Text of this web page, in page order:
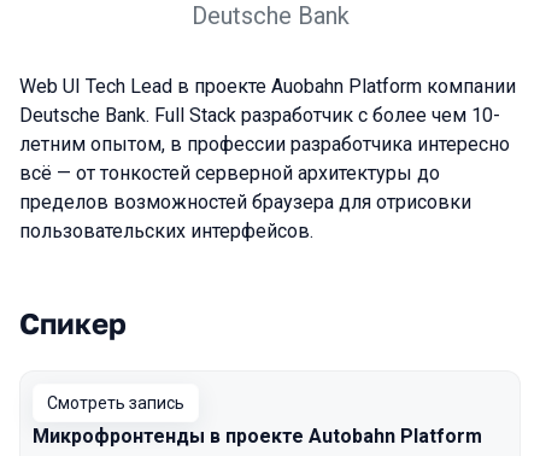
Deutsche Bank
Web UI Tech Lead в проекте Auobahn Platform компании
Deutsche Bank. Full Stack разработчик с более чем 10-
летним опытом, в профессии разработчика интересно
всё — от тонкостей серверной архитектуры до
пределов возможностей браузера для отрисовки
пользовательских интерфейсов.
Выступления в сезоне 2020 Piter
Спикер
Смотреть запись
Микрофронтенды в проекте Autobahn Platform